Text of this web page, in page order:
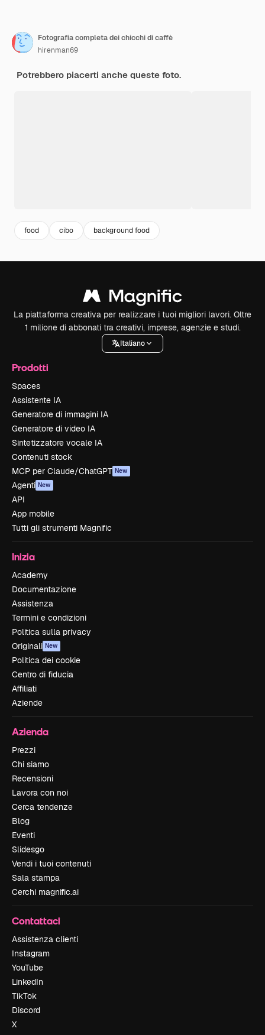
Fotografia completa dei chicchi di caffè
hirenman69
Potrebbero piacerti anche queste foto.
food cibo background food
La piattaforma creativa per realizzare i tuoi migliori lavori. Oltre
1 milione di abbonati tra creativi, imprese, agenzie e studi.
Italiano
Prodotti
Spaces
Assistente IA
Generatore di immagini IA
Generatore di video IA
Sintetizzatore vocale IA
Contenuti stock
MCP per Claude/ChatGPT New
Agenti New
API
App mobile
Tutti gli strumenti Magnific
Inizia
Academy
Documentazione
Assistenza
Termini e condizioni
Politica sulla privacy
Originali New
Politica dei cookie
Centro di fiducia
Affiliati
Aziende
Azienda
Prezzi
Chi siamo
Recensioni
Lavora con noi
Cerca tendenze
Blog
Eventi
Slidesgo
Vendi i tuoi contenuti
Sala stampa
Cerchi magnific.ai
Contattaci
Assistenza clienti
Instagram
YouTube
LinkedIn
TikTok
Discord
X